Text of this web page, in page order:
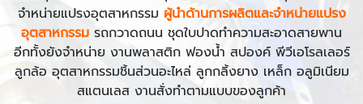
จำหน่ายแปรงอุตสาหกรรม ผู้นำด้านการผลิตและจำหน่ายแปรง
อุตสาหกรรม รถกวาดถนน ชุดใบปาดทำความสะอาดสายพาน
อีกทั้งยังจำหน่าย งานพลาสติก ฟองน้ำ สปองค์ พีวีเอโรลเลอร์
ลูกล้อ อุตสาหกรรมชิ้นส่วนอะไหล่ ลูกกลิ้งยาง เหล็ก อลูมิเนียม
สแตนเลส งานสั่งทำตามแบบของลูกค้า